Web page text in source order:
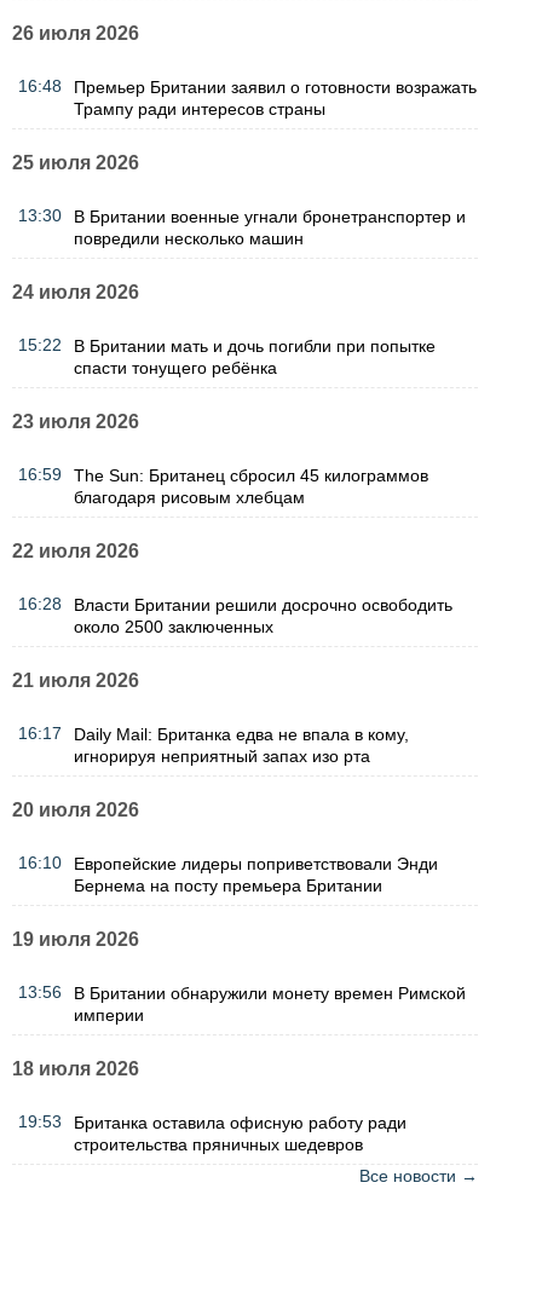
26 июля 2026
16:48
Премьер Британии заявил о готовности возражать
Трампу ради интересов страны
25 июля 2026
13:30
В Британии военные угнали бронетранспортер и
повредили несколько машин
24 июля 2026
15:22
В Британии мать и дочь погибли при попытке
спасти тонущего ребёнка
23 июля 2026
16:59
The Sun: Британец сбросил 45 килограммов
благодаря рисовым хлебцам
22 июля 2026
16:28
Власти Британии решили досрочно освободить
около 2500 заключенных
21 июля 2026
16:17
Daily Mail: Британка едва не впала в кому,
игнорируя неприятный запах изо рта
20 июля 2026
16:10
Европейские лидеры поприветствовали Энди
Бернема на посту премьера Британии
19 июля 2026
13:56
В Британии обнаружили монету времен Римской
империи
18 июля 2026
19:53
Британка оставила офисную работу ради
строительства пряничных шедевров
Все новости →